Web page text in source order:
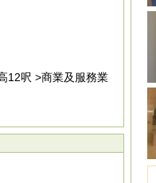
12呎 >商業及服務業